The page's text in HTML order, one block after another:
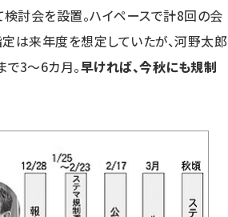
討会を設置。ハイペースで計8回の会
は来年度を想定していたが、河野太郎
3～6カ月。早ければ、今秋にも規制